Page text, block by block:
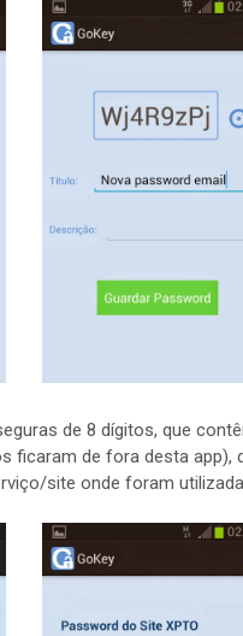
de 8 dígitos, que
ficaram de fora desta app),
site onde foram